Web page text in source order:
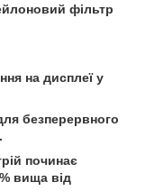
фільтр
на дисплеї у
безперервного
починає
вища від